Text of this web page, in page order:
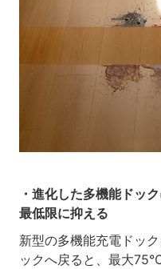
・進化した多機能ドッ
最低限に抑える
新型の多機能充電ドッ
ックへ戻ると、最大